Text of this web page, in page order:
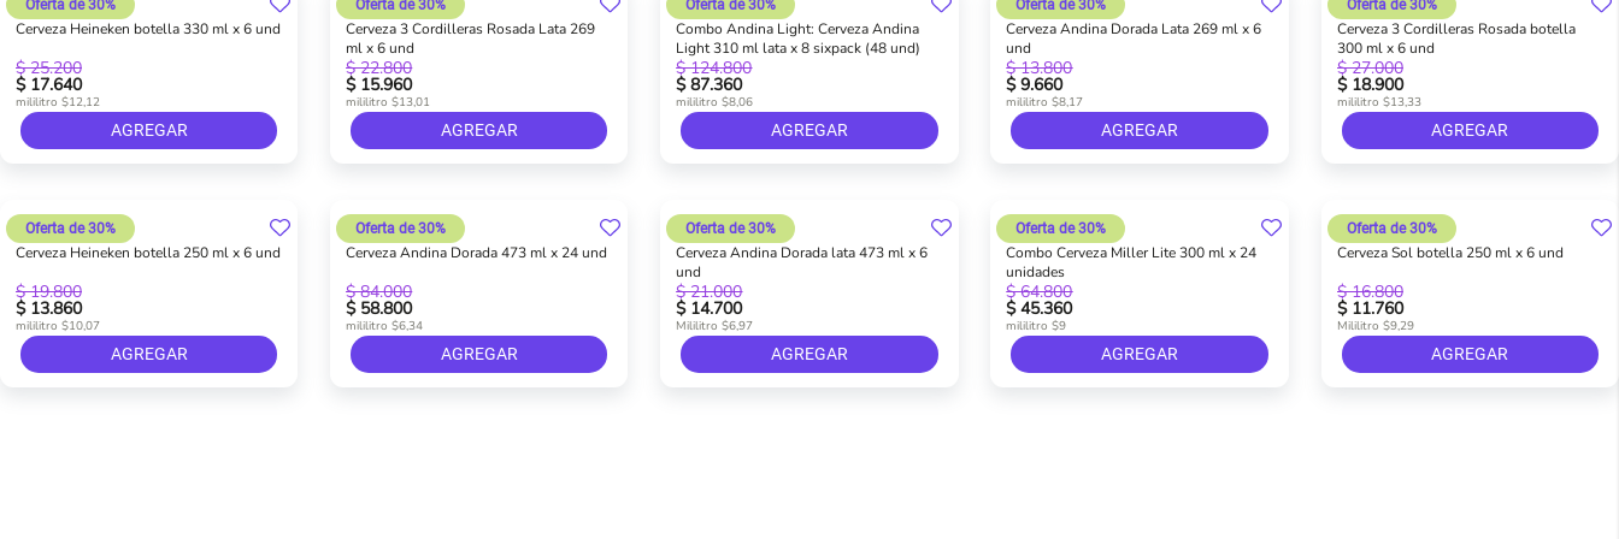
Cerveza Heineken botella 330 ml x 6 und
$ 17.640
$ 25.200
Oferta de 30%
mililitro $12,12
AGREGAR
Cerveza 3 Cordilleras Rosada Lata 269
ml x 6 und
$ 15.960
$ 22.800
Oferta de 30%
mililitro $13,01
AGREGAR
Combo Andina Light: Cerveza Andina
Light 310 ml lata x 8 sixpack (48 und)
$ 87.360
$ 124.800
Oferta de 30%
mililitro $8,06
AGREGAR
Cerveza Andina Dorada Lata 269 ml x 6
und
$ 9.660
$ 13.800
Oferta de 30%
mililitro $8,17
AGREGAR
Cerveza 3 Cordilleras Rosada botella
300 ml x 6 und
$ 18.900
$ 27.000
Oferta de 30%
mililitro $13,33
AGREGAR
Cerveza Heineken botella 250 ml x 6 und
$ 13.860
$ 19.800
Oferta de 30%
mililitro $10,07
AGREGAR
Cerveza Andina Dorada 473 ml x 24 und
$ 58.800
$ 84.000
Oferta de 30%
mililitro $6,34
AGREGAR
Cerveza Andina Dorada lata 473 ml x 6
und
$ 14.700
$ 21.000
Oferta de 30%
Mililitro $6,97
AGREGAR
Combo Cerveza Miller Lite 300 ml x 24
unidades
$ 45.360
$ 64.800
Oferta de 30%
mililitro $9
AGREGAR
Cerveza Sol botella 250 ml x 6 und
$ 11.760
$ 16.800
Oferta de 30%
Mililitro $9,29
AGREGAR